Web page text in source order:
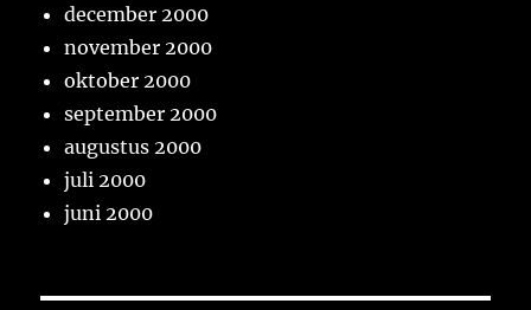
december 2000
november 2000
oktober 2000
september 2000
augustus 2000
juli 2000
juni 2000